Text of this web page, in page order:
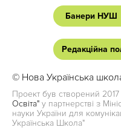
Банери НУШ
Редакційна
© Нова Українська
Проект був створений
Освіта" у партнерстві з
науки України для
Українська Школа"